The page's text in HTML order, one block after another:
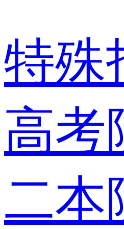
特殊
高考
二本